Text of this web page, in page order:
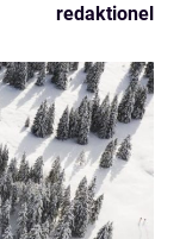
redaktionel